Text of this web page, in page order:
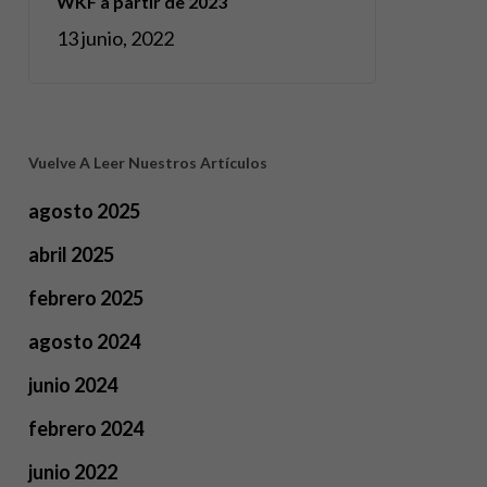
13 junio, 2022
Vuelve A Leer Nuestros Artículos
agosto 2025
abril 2025
febrero 2025
agosto 2024
junio 2024
febrero 2024
junio 2022